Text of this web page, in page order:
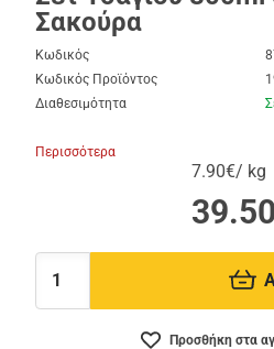
Σακούρα
Κωδικός
Κωδικός Προϊόντος
Διαθεσιμότητα
Περισσότερα
7.90€/ kg
39.50
Ποσότητα:
Προσθήκη στα